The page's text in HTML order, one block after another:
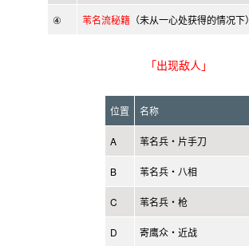
④ 苇名流秘籍 （未从一心处获得的情况下）
「出现敌人」
位置 名称
A 苇名兵・片手刀
B 苇名兵・八相
C 苇名兵・枪
D 寄鹰众・近战